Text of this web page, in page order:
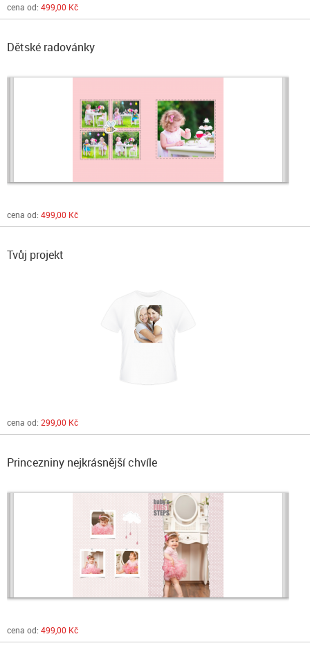
cena od: 499,00 Kč
Dětské radovánky
cena od: 499,00 Kč
Tvůj projekt
cena od: 299,00 Kč
Princezniny nejkrásnější chvíle
cena od: 499,00 Kč